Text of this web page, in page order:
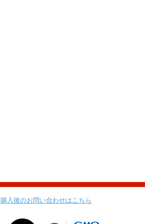
購入後のお問い合わせはこちら